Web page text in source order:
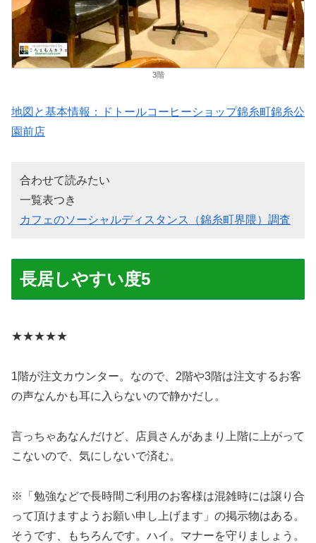
3階
地図と基本情報：ドトールコーヒーショップ錦糸町錦糸公
園前店
合わせて読みたい
一覧表つき
カフェのソーシャルディスタンス（錦糸町界隈）調査
長居しやすい度5
★★★★★
1階が注文カウンター。なので、2階や3階は注文するお客
の声なんかも耳に入らないので静かだし。
言っちゃあなんだけど、店員さんがあまり上階に上がって
こないので、気にしないで済む。
※「勉強などで長時間ご利用のお客様は混雑時には譲り合
って頂けますようお願い申し上げます」の掲示物はある。
そうです、もちろんです。ハイ。マナーを守りましょう。